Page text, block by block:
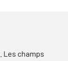
Les champs